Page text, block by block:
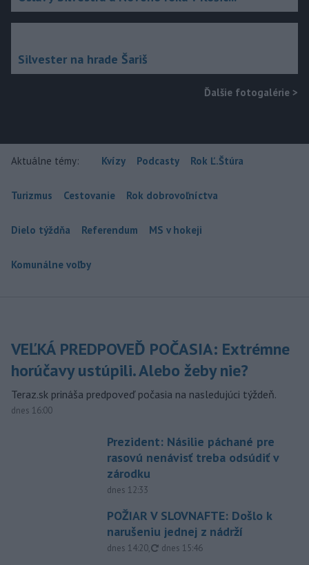
Silvester na hrade Šariš
Ďalšie fotogalérie >
Aktuálne témy: Kvízy Podcasty Rok Ľ.Štúra
Turizmus Cestovanie Rok dobrovoľníctva
Dielo týždňa Referendum MS v hokeji
Komunálne voľby
VEĽKÁ PREDPOVEĎ POČASIA: Extrémne
horúčavy ustúpili. Alebo žeby nie?
Teraz.sk prináša predpoveď počasia na nasledujúci týždeň.
dnes 16:00
Prezident: Násilie páchané pre
rasovú nenávisť treba odsúdiť v
zárodku
dnes 12:33
POŽIAR V SLOVNAFTE: Došlo k
narušeniu jednej z nádrží
dnes 14:20, aktualizované
dnes 15:46